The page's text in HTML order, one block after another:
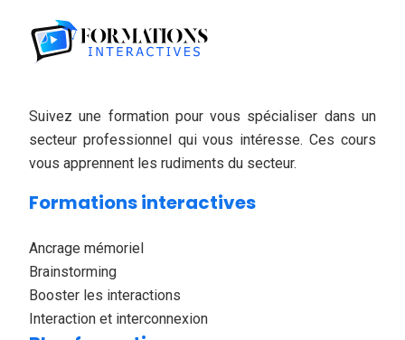
Suivez une formation pour vous spécialiser dans un
secteur professionnel qui vous intéresse. Ces cours
vous apprennent les rudiments du secteur.
Formations interactives
Ancrage mémoriel
Brainstorming
Booster les interactions
Interaction et interconnexion